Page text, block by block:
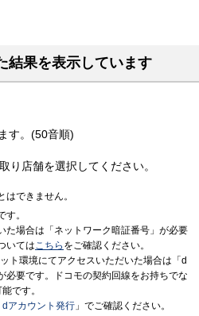
結果を表示しています
す。(50音順)
り店舗を選択してください。
できません。
。
た場合は「ネットワーク暗証番号」が必要
いてはこちら をご確認ください。
ト環境にてアクセスいただいた場合は「d
必要です。ドコモの契約回線をお持ちでな
です。
dアカウント発行 」でご確認ください。